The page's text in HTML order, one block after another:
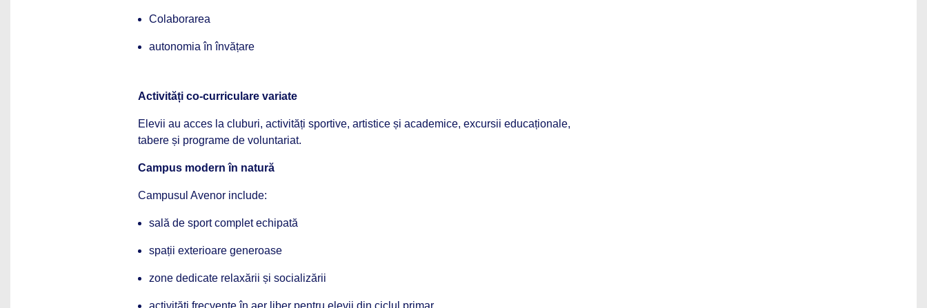
Colaborarea
autonomia în învățare
Activități co-curriculare variate
Elevii au acces la cluburi, activități sportive, artistice și academice, excursii educaționale,
tabere și programe de voluntariat.
Campus modern în natură
Campusul Avenor include:
sală de sport complet echipată
spații exterioare generoase
zone dedicate relaxării și socializării
activități frecvente în aer liber pentru elevii din ciclul primar